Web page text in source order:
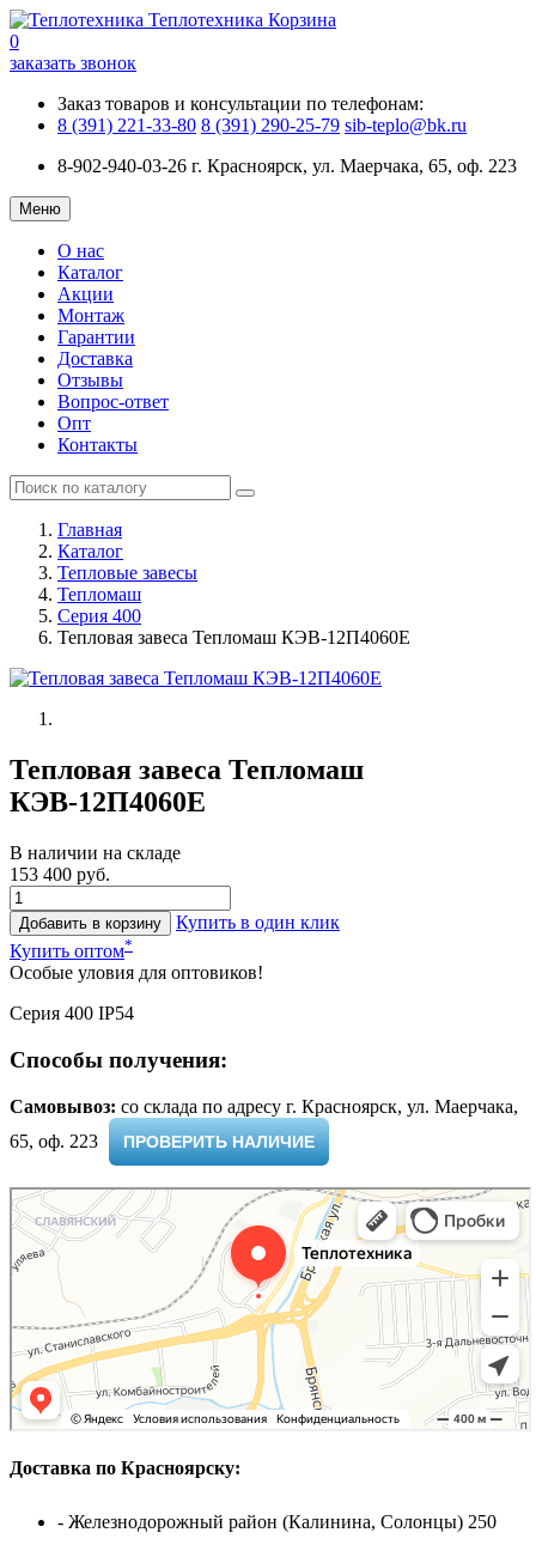
Теплотехника Корзина
0
заказать звонок
Заказ товаров и консультации по телефонам:
8 (391) 221-33-80 8 (391) 290-25-79 sib-teplo@bk.ru
8-902-940-03-26 г. Красноярск, ул. Маерчака, 65, оф. 223
Меню
О нас
Каталог
Акции
Монтаж
Гарантии
Доставка
Отзывы
Вопрос-ответ
Опт
Контакты
Главная
Каталог
Тепловые завесы
Тепломаш
Серия 400
Тепловая завеса Тепломаш КЭВ-12П4060Е
Тепловая завеса Тепломаш
КЭВ-12П4060Е
В наличии на складе
153 400 руб.
Добавить в корзину
Купить в один клик
Купить оптом*
Особые уловия для оптовиков!
Серия 400 IP54
Способы получения:
Самовывоз: cо склада по адресу г. Красноярск, ул. Маерчака,
65, оф. 223 ​
ПРОВЕРИТЬ НАЛИЧИЕ
Доставка по Красноярску:
- Железнодорожный район (Калинина, Солонцы) 250